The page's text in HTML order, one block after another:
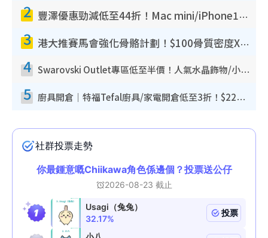
2 豐澤優惠勁減低至44折！Mac mini/iPhone17Pro大減價！廚房家電$220起
3 港大推賽馬會強化骨骼計劃！$100骨質密度X光檢查 完成免費運動訓練送超市禮券！附參加資格
4 Swarovski Outlet專區低至半價！人氣水晶飾物/小擺設$138起！迪士尼款/水晶高跟鞋都有平
5 廚具開倉｜特福Tefal廚具/家電開倉低至3折！$220起買平底鍋/炒鑊/湯煲！電飯煲/吸塵機/燙斗$418起